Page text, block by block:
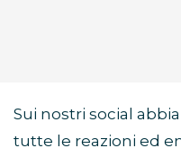
Sui nostri social
tutte le reazioni ed